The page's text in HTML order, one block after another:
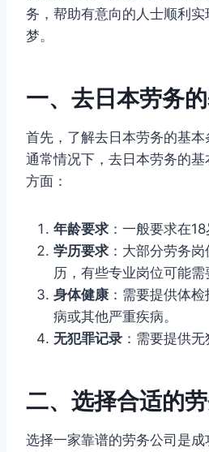
务，帮助有意向的人士顺利
梦。
一、去日本劳务
首先，了解去日本劳务的基本
通常情况下，去日本劳务的
方面：
年龄要求 ：一般要求在
学历要求 ：大部分劳务
历，有些专业岗位可能需
身体健康 ：需要提供体
病或其他严重疾病。
无犯罪记录 ：需要提供无
二、选择合适的
选择一家靠谱的劳务公司是